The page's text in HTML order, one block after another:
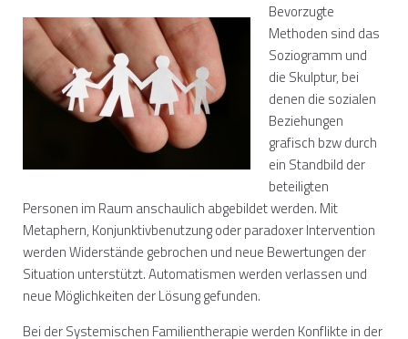
Bevorzugte
Methoden sind das
Soziogramm und
die Skulptur, bei
denen die sozialen
Beziehungen
grafisch bzw durch
ein Standbild der
beteiligten
Personen im Raum anschaulich abgebildet werden. Mit
Metaphern, Konjunktivbenutzung oder paradoxer Intervention
werden Widerstände gebrochen und neue Bewertungen der
Situation unterstützt. Automatismen werden verlassen und
neue Möglichkeiten der Lösung gefunden.
Bei der Systemischen Familientherapie werden Konflikte in der